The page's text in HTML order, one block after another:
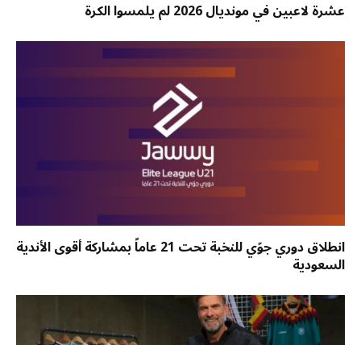
عشرة لاعبين في مونديال 2026 لم يلمسوا الكرة
انطلاق دوري جوّي للنخبة تحت 21 عاماً بمشاركة أقوى الأندية
السعودية